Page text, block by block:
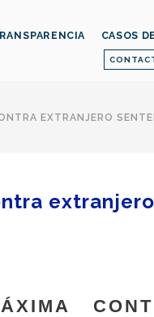
CASOS
EXTRANJERO